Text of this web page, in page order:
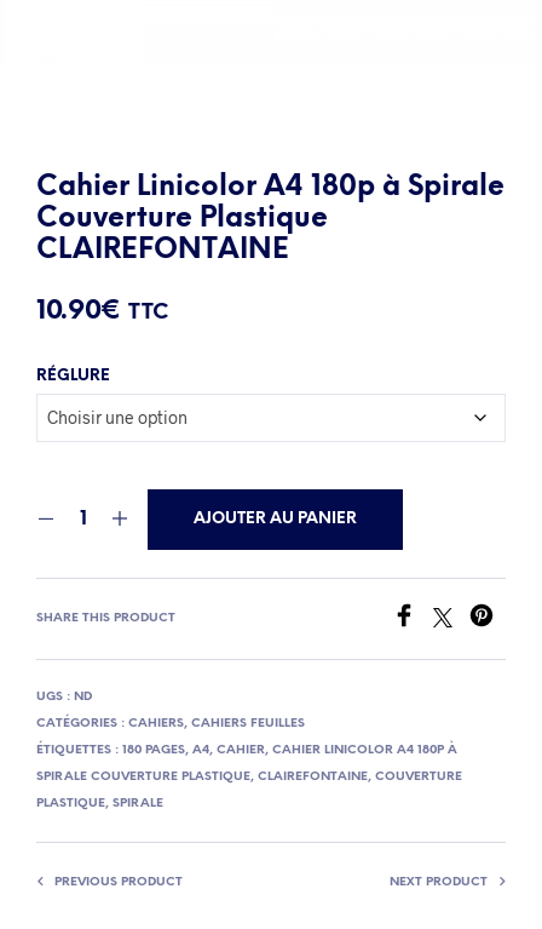
Cahier Linicolor A4 180p à Spirale
Couverture Plastique
CLAIREFONTAINE
10.90€ TTC
RÉGLURE
AJOUTER AU PANIER
SHARE THIS PRODUCT
UGS : ND
CATÉGORIES : CAHIERS, CAHIERS FEUILLES
ÉTIQUETTES : 180 PAGES, A4, CAHIER, CAHIER LINICOLOR A4 180P À
SPIRALE COUVERTURE PLASTIQUE, CLAIREFONTAINE, COUVERTURE
PLASTIQUE, SPIRALE
PREVIOUS PRODUCT NEXT PRODUCT